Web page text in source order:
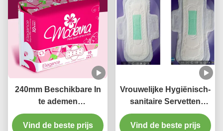
240mm Beschikbare In
te ademen
Maandverbanden Daisy
Perfume For Day Use
Vind de beste prijs
Vrouwelijke Hygiënisch-
sanitaire Servetten
Beschikbare Natuurlijke
Katoenen Stootkussens
Vind de beste prijs